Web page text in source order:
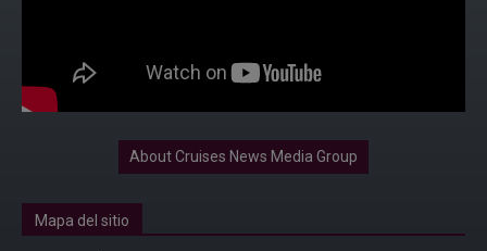
About Cruises News Media Group
Mapa del sitio